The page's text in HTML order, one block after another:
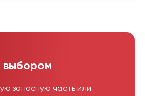
выбором
запасную часть или